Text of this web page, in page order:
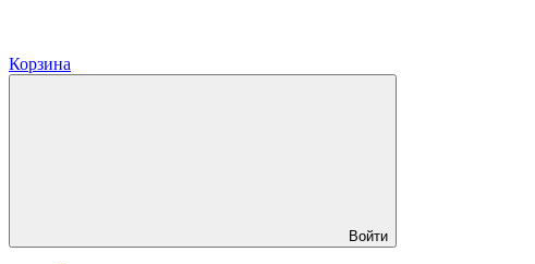
Корзина
Войти